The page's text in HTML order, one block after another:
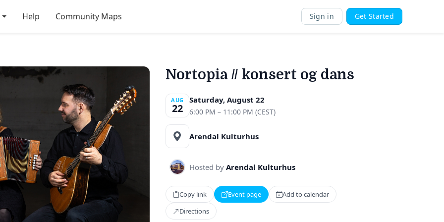
Sign in Get Started
Help Community Maps
Nortopia // konsert og dans
AUG
22
Saturday, August 22
6:00 PM – 11:00 PM (CEST)
Arendal Kulturhus
Hosted by Arendal Kulturhus
Copy link Event page
Add to calendar
Directions